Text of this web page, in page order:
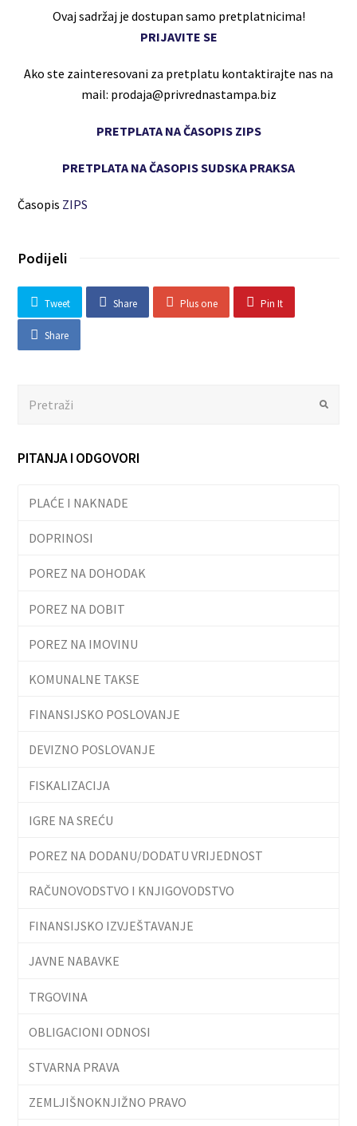
Ovaj sadržaj je dostupan samo pretplatnicima!
PRIJAVITE SE
Ako ste zainteresovani za pretplatu kontaktirajte nas na
mail: prodaja@privrednastampa.biz
PRETPLATA NA ČASOPIS ZIPS
PRETPLATA NA ČASOPIS SUDSKA PRAKSA
Časopis ZIPS
Podijeli
Tweet Share Plus one Pin It
Share
Submit
PITANJA I ODGOVORI
PLAĆE I NAKNADE
DOPRINOSI
POREZ NA DOHODAK
POREZ NA DOBIT
POREZ NA IMOVINU
KOMUNALNE TAKSE
FINANSIJSKO POSLOVANJE
DEVIZNO POSLOVANJE
FISKALIZACIJA
IGRE NA SREĆU
POREZ NA DODANU/DODATU VRIJEDNOST
RAČUNOVODSTVO I KNJIGOVODSTVO
FINANSIJSKO IZVJEŠTAVANJE
JAVNE NABAVKE
TRGOVINA
OBLIGACIONI ODNOSI
STVARNA PRAVA
ZEMLJIŠNOKNJIŽNO PRAVO